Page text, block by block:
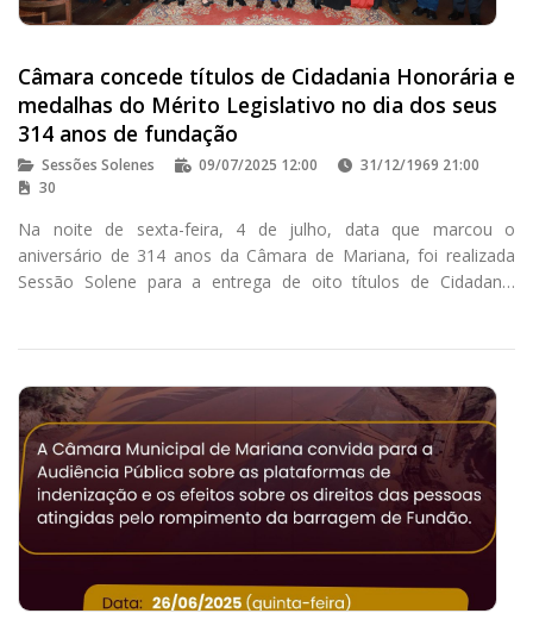
Câmara concede títulos de Cidadania Honorária e
medalhas do Mérito Legislativo no dia dos seus
314 anos de fundação
Sessões Solenes 09/07/2025 12:00
31/12/1969 21:00
30
Na noite de sexta-feira, 4 de julho, data que marcou o
aniversário de 314 anos da Câmara de Mariana, foi realizada
Sessão Solene para a entrega de oito títulos de Cidadania